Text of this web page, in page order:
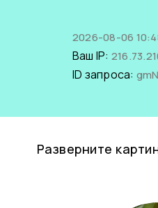
2026-08-06
Ваш IP:
ID запроса:
Разверните